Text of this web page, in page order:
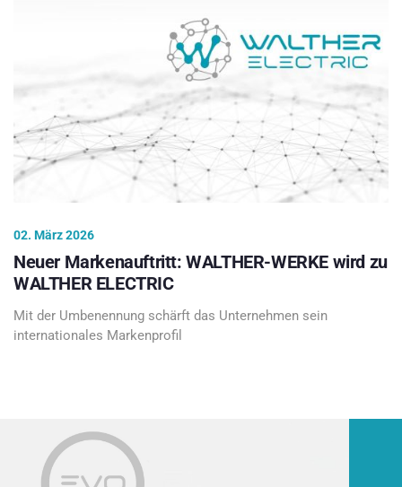
02. März 2026
Neuer Markenauftritt: WALTHER-WERKE wird zu
WALTHER ELECTRIC
Mit der Umbenennung schärft das Unternehmen sein
internationales Markenprofil